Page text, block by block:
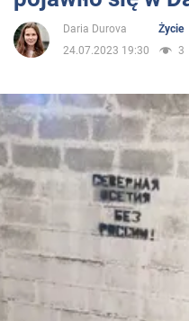
Rozrywka
Polityka
Społeczeństwo
Wojna na Ukrainie
Świat
Daria Durova
Życie
24.07.2023 19:30
3